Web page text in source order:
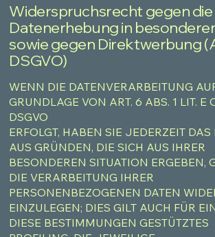
Widerspruchsrecht gegen die
Datenerhebung in
sowie gegen Direktwerbung
DSGVO)
WENN DIE DATENVERARBEITUNG
GRUNDLAGE VON ART. 6 ABS. 1 LIT. E
DSGVO
ERFOLGT, HABEN SIE JEDERZEIT DAS
AUS GRÜNDEN, DIE SICH AUS IHRER
BESONDEREN SITUATION ERGEBEN,
DIE VERARBEITUNG IHRER
PERSONENBEZOGENEN DATEN
EINZULEGEN; DIES GILT AUCH FÜR
DIESE BESTIMMUNGEN GESTÜTZTES